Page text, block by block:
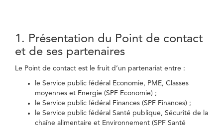
1. Présentation du Point de contact
et de ses partenaires
Le Point de contact est le fruit d’un partenariat entre :
le Service public fédéral Economie, PME, Classes
moyennes et Energie (SPF Economie) ;
le Service public fédéral Finances (SPF Finances) ;
le Service public fédéral Santé publique, Sécurité de la
chaîne alimentaire et Environnement (SPF Santé